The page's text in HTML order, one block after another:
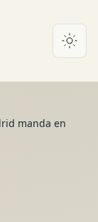
manda en